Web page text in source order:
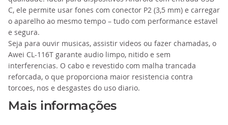
C, ele permite usar fones com conector P2 (3,5 mm) e carregar
o aparelho ao mesmo tempo – tudo com performance estavel
e segura.
Seja para ouvir musicas, assistir videos ou fazer chamadas, o
Awei CL-116T garante audio limpo, nitido e sem
interferencias. O cabo e revestido com malha trancada
reforcada, o que proporciona maior resistencia contra
torcoes, nos e desgastes do uso diario.
Mais informações